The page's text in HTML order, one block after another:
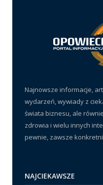
Najnowsze informacje,
wydarzeń, wywiady z
świata biznesu, ale
zdrowia i wielu innych
pewnie, zawsze
NAJCIEKAWSZE